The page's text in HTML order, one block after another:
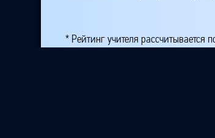
* Рейтинг учителя рассчитывается